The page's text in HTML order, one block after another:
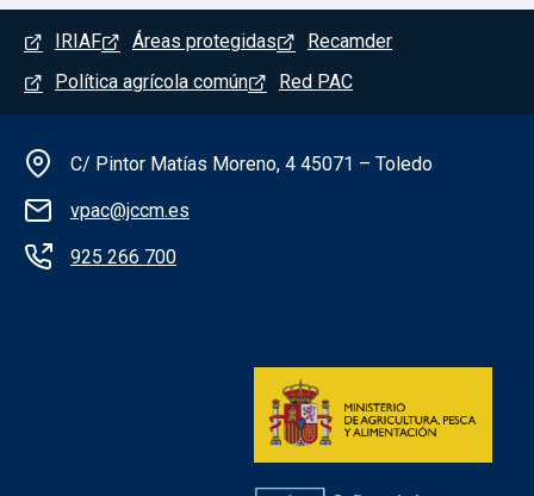
Menú del pie
IRIAF Áreas protegidas
Recamder
Política agrícola común
Red PAC
Información de la institución
C/ Pintor Matías Moreno, 4 45071 – Toledo
vpac@jccm.es
925 266 700